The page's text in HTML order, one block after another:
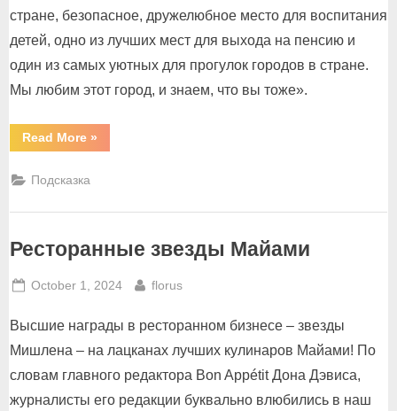
стране, безопасное, дружелюбное место для воспитания
детей, одно из лучших мест для выхода на пенсию и
один из самых уютных для прогулок городов в стране.
Мы любим этот город, и знаем, что вы тоже».
Read More“Данидин
–
на
заливе”
»
Подсказка
Ресторанные звезды Майами
Posted
October 1, 2024 By
florus
Высшие награды в ресторанном бизнесе – звезды
Мишлена – на лацканах лучших кулинаров Майами! По
словам главного редактора Bon Appétit Дона Дэвиса,
журналисты его редакции буквально влюбились в наш